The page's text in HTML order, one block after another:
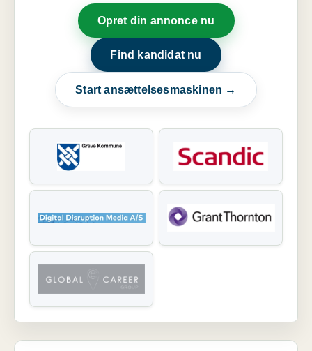
Opret din annonce nu
Find kandidat nu
Start ansættelsesmaskinen →